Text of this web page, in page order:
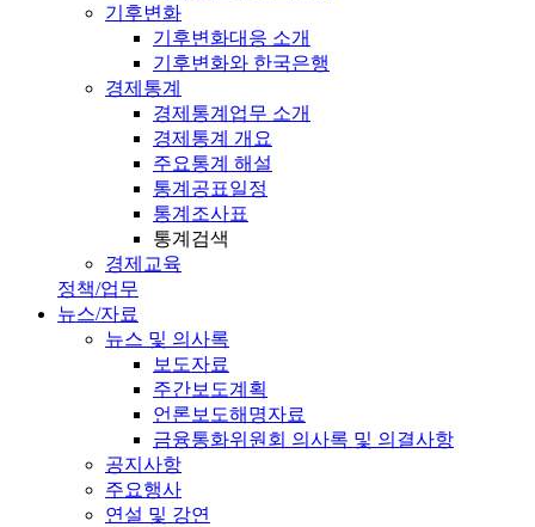
기후변화
기후변화대응 소개
기후변화와 한국은행
경제통계
경제통계업무 소개
경제통계 개요
주요통계 해설
통계공표일정
통계조사표
통계검색
경제교육
정책/업무
뉴스/자료
뉴스 및 의사록
보도자료
주간보도계획
언론보도해명자료
금융통화위원회 의사록 및 의결사항
공지사항
주요행사
연설 및 강연